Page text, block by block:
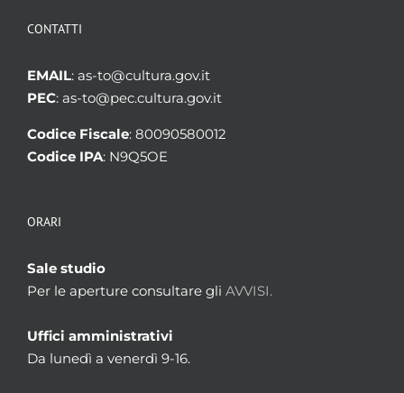
CONTATTI
EMAIL: as-to@cultura.gov.it
PEC: as-to@pec.cultura.gov.it
Codice Fiscale: 80090580012
Codice IPA: N9Q5OE
ORARI
Sale studio
Per le aperture consultare gli AVVISI.
Uffici amministrativi
Da lunedì a venerdì 9-16.